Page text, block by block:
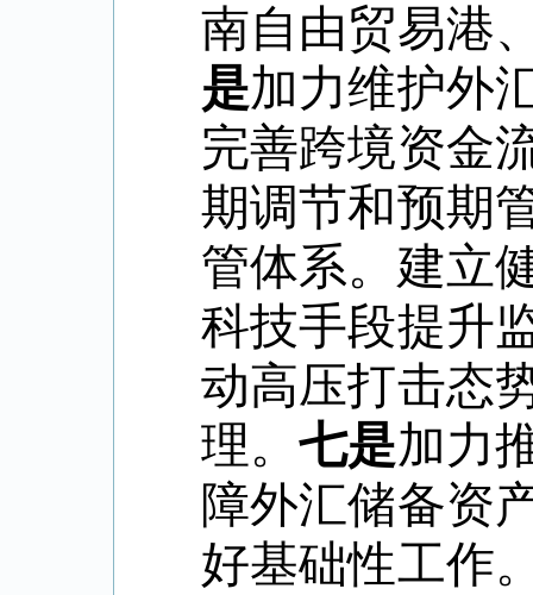
南自由贸易港
是加力维护外
完善跨境资金
期调节和预期
管体系。建立
科技手段提升
动高压打击态
理。七是加力
障外汇储备资
好基础性工作